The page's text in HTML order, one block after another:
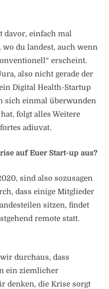
davor, einfach mal
du landest, auch wenn
erscheint.
also nicht gerade der
Digital Health-Startup
sich einmal überwunden
folgt alles Weitere
adiuvat.
auf Euer Start-up aus?
sind also sozusagen
dass einige Mitglieder
sitzen, findet
remote statt.
durchaus, dass
ein ziemlicher
denken, die Krise sorgt